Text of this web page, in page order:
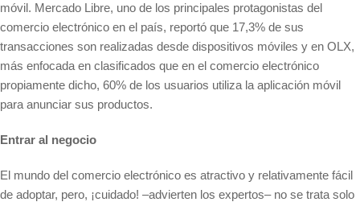
móvil. Mercado Libre, uno de los principales protagonistas del
comercio electrónico en el país, reportó que 17,3% de sus
transacciones son realizadas desde dispositivos móviles y en OLX,
más enfocada en clasificados que en el comercio electrónico
propiamente dicho, 60% de los usuarios utiliza la aplicación móvil
para anunciar sus productos.
Entrar al negocio
El mundo del comercio electrónico es atractivo y relativamente fácil
de adoptar, pero, ¡cuidado! –advierten los expertos– no se trata solo